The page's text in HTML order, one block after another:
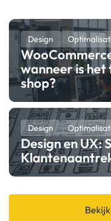
Design
wanneer is
shop?
Design
Design en UX: